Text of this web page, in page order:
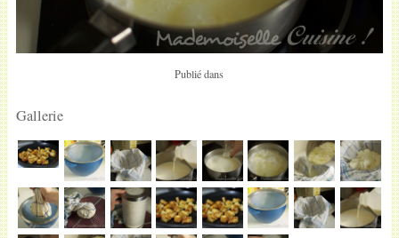
Publié dans
Gallerie